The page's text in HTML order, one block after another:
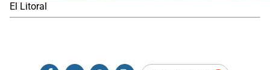
El Litoral